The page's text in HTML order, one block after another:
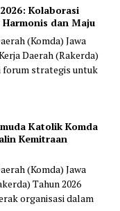
Kolaborasi
dan Maju
(Komda) Jawa
Daerah (Rakerda)
forum strategis untuk
Katolik Komda
Kemitraan
(Komda) Jawa
Tahun 2026
organisasi dalam